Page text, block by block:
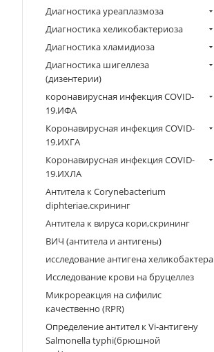
Диагностика уреаплазмоза
Диагностика хеликобактериоза
Диагностика хламидиоза
Диагностика шигеллеза
(дизентерии)
коронавирусная инфекция COVID-
19.ИФА
Коронавирусная инфекция COVID-
19.ИХГА
Коронавирусная инфекция COVID-
19.ИХЛА
Антитела к Corynebacterium
diphteriae.скрининг
Антитела к вируса кори,скрининг
ВИЧ (антитела и антигены)
исследование антигена хеликобактера
Исследование крови на бруцеллез
Микрореакция на сифилис
качественно (RPR)
Определение антител к Vi-антигену
Salmonella typhi(брюшной